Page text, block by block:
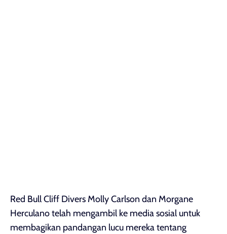
Red Bull Cliff Divers Molly Carlson dan Morgane
Herculano telah mengambil ke media sosial untuk
membagikan pandangan lucu mereka tentang